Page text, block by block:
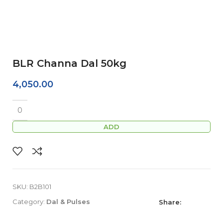
BLR Channa Dal 50kg
4,050.00
ADD
SKU: B2B101
Category: Dal & Pulses Share: